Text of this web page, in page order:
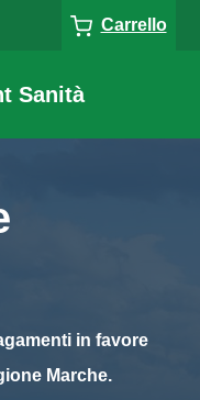
Carrello
Sanità
in favore
Marche.